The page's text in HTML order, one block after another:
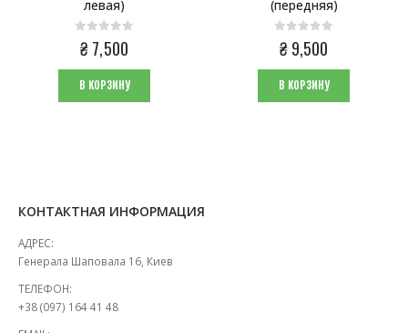
левая)
0из 5
₴7,500
В КОРЗИНУ
(передняя)
0из 5
₴9,500
В КОРЗИНУ
КОНТАКТНАЯ ИНФОРМАЦИЯ
АДРЕС:
Генерала Шаповала 16, Киев
ТЕЛЕФОН:
+38 (097) 164 41 48